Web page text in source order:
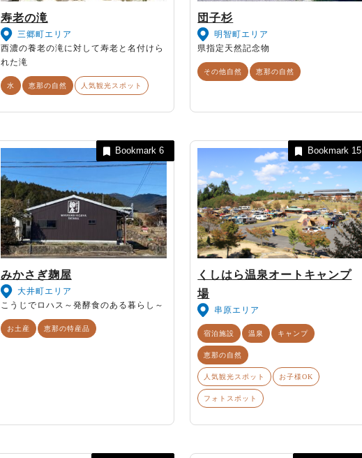
寿老の滝
三郷町エリア
西濃の養老の滝に対して寿老と名付けら
れた滝
水 恵那の自然 人気観光スポット
団子杉
明智町エリア
県指定天然記念物
その他自然 恵那の自然
みかさぎ麹屋
大井町エリア
こうじでロハス～発酵食のある暮らし～
お土産 恵那の特産品
Bookmark6
くしはら温泉オートキャンプ
場
串原エリア
宿泊施設 温泉 キャンプ
恵那の自然
人気観光スポット お子様OK
フォトスポット
Bookmark 15